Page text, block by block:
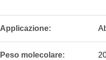
Applicazione:
Peso molecolare: